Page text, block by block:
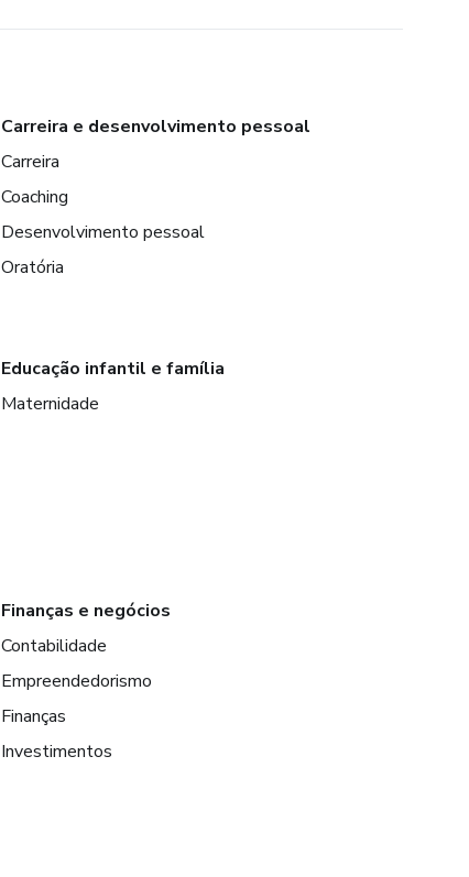
Carreira e desenvolvimento pessoal
Carreira
Coaching
Desenvolvimento pessoal
Oratória
Educação infantil e família
Maternidade
Finanças e negócios
Contabilidade
Empreendedorismo
Finanças
Investimentos